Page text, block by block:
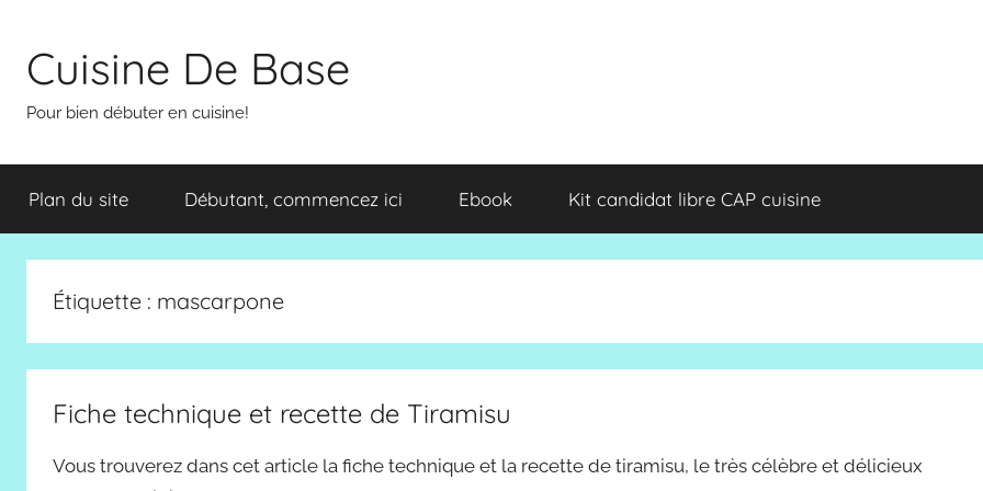
contenu
Cuisine De Base
Pour bien débuter en cuisine!
Plan du site Débutant, commencez ici Ebook Kit candidat libre CAP cuisine
Étiquette : mascarpone
Fiche technique et recette de Tiramisu
Vous trouverez dans cet article la fiche technique et la recette de tiramisu, le très célèbre et délicieux